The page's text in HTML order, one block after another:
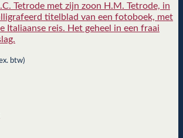
Tetrode met zijn zoon H.M. Tetrode, in
titelblad van een fotoboek, met
Italiaanse reis. Het geheel in een fraai
btw)